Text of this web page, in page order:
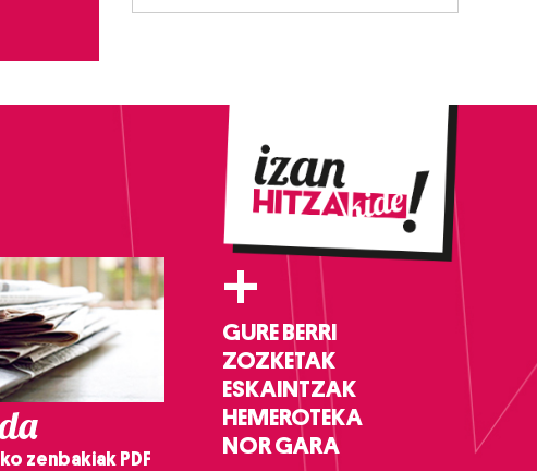
zenbakiak PDF
+
GURE BERRI
ZOZKETAK
ESKAINTZAK
HEMEROTEKA
NOR GARA